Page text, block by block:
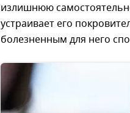
излишнюю
устраивает его
болезненным для него